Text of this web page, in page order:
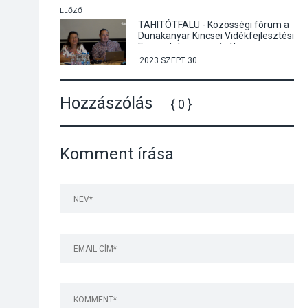
ELŐZŐ
TAHITÓTFALU - Közösségi fórum a
Dunakanyar Kincsei Vidékfejlesztési
Egyesület szervezésében
2023 SZEPT 30
Hozzászólás { 0 }
Komment írása